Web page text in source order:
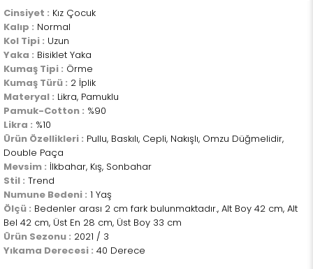
Cinsiyet : Kız Çocuk
Kalıp : Normal
Kol Tipi : Uzun
Yaka : Bisiklet Yaka
Kumaş Tipi : Örme
Kumaş Türü : 2 İplik
Materyal : Likra, Pamuklu
Pamuk-Cotton : %90
Likra : %10
Ürün Özellikleri : Pullu, Baskılı, Cepli, Nakışlı, Omzu Düğmelidir,
Double Paça
Mevsim : İlkbahar, Kış, Sonbahar
Stil : Trend
Numune Bedeni : 1 Yaş
Ölçü : Bedenler arası 2 cm fark bulunmaktadır., Alt Boy 42 cm, Alt
Bel 42 cm, Üst En 28 cm, Üst Boy 33 cm
Ürün Sezonu : 2021 / 3
Yıkama Derecesi : 40 Derece